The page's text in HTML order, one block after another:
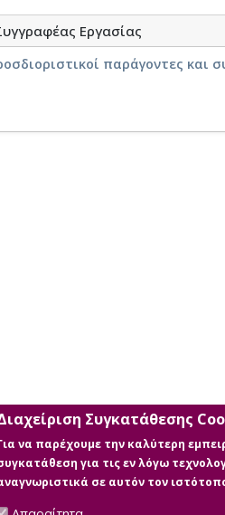
Εργασίας
παράγοντες και
Συγκατάθεσης
να παρέχουμε την καλύτερη
για τις εν λόγω
σε αυτόν τον